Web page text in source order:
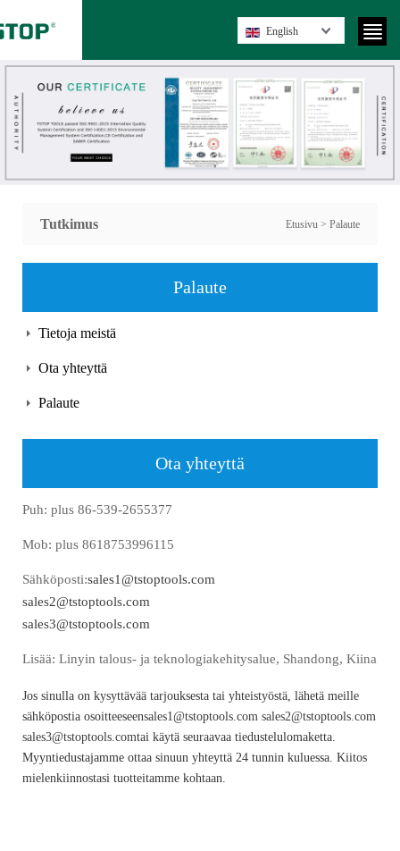
English
Tutkimus Etusivu > Palaute
Palaute
Tietoja meistä
Ota yhteyttä
Palaute
Ota yhteyttä
Puh: plus 86-539-2655377
Mob: plus 8618753996115
Sähköposti:sales1@tstoptools.com
sales2@tstoptools.com
sales3@tstoptools.com
Lisää: Linyin talous- ja teknologiakehitysalue, Shandong, Kiina
Jos sinulla on kysyttävää tarjouksesta tai yhteistyöstä, lähetä meille
sähköpostia osoitteeseensales1@tstoptools.com sales2@tstoptools.com
sales3@tstoptools.comtai käytä seuraavaa tiedustelulomaketta.
Myyntiedustajamme ottaa sinuun yhteyttä 24 tunnin kuluessa. Kiitos
mielenkiinnostasi tuotteitamme kohtaan.